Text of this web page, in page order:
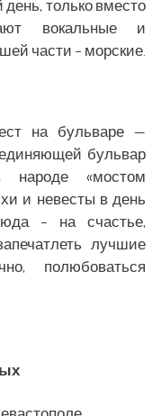
только вместо
вокальные и
части – морские.
на бульваре —
бульвар
народе «мостом
и невесты в день
– на счастье,
лучшие
полюбоваться